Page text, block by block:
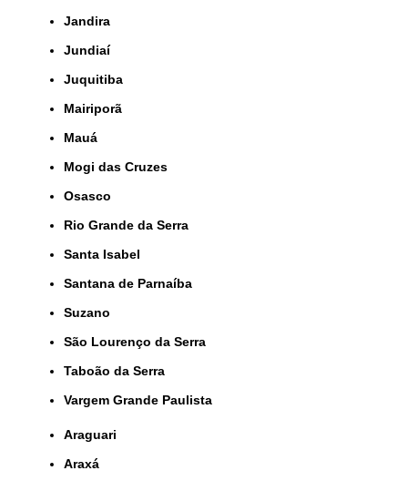
Jandira
Jundiaí
Juquitiba
Mairiporã
Mauá
Mogi das Cruzes
Osasco
Rio Grande da Serra
Santa Isabel
Santana de Parnaíba
Suzano
São Lourenço da Serra
Taboão da Serra
Vargem Grande Paulista
Araguari
Araxá